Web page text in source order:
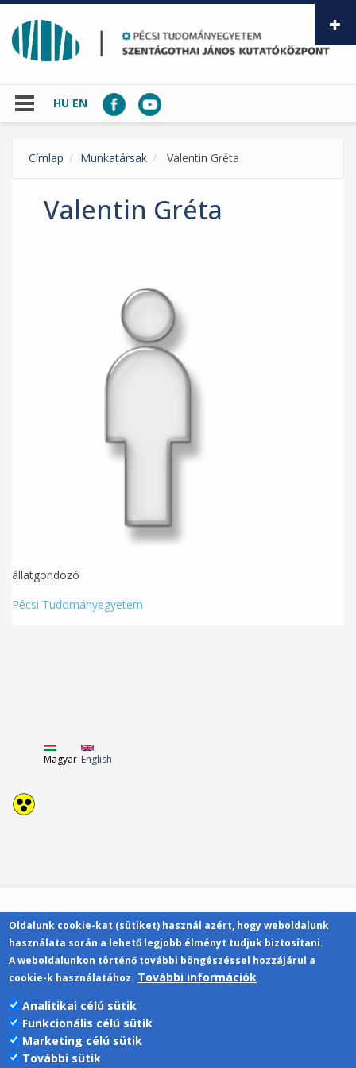
Ugrás a tartalomra
HU EN
Címlap Munkatársak Valentin Gréta
Valentin Gréta
állatgondozó
Pécsi Tudományegyetem
Magyar English
Kapcsolat
Pécsi Tudományegyetem | Kancellária |
Informatikai Igazgatóság 2019.
Oldalunk cookie-kat (sütiket) használ azért, hogy weboldalunk
használata során a lehető legjobb élményt tudjuk biztosítani.
A weboldalunkon történő további böngészéssel hozzájárul a
cookie-k használatához. További információk
Analitikai célú sütik
Funkcionális célú sütik
Marketing célú sütik
További sütik